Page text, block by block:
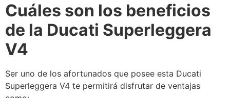
Cuáles son los beneficios
de la Ducati Superleggera
V4
Ser uno de los afortunados que posee esta Ducati
Superleggera V4 te permitirá disfrutar de ventajas